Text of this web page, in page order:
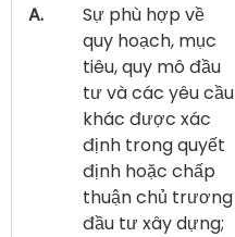
A.
Sự phù hợp về
quy hoạch, mục
tiêu, quy mô đầu
tư và các yêu cầu
khác được xác
định trong quyết
định hoặc chấp
thuận chủ trương
đầu tư xây dựng;